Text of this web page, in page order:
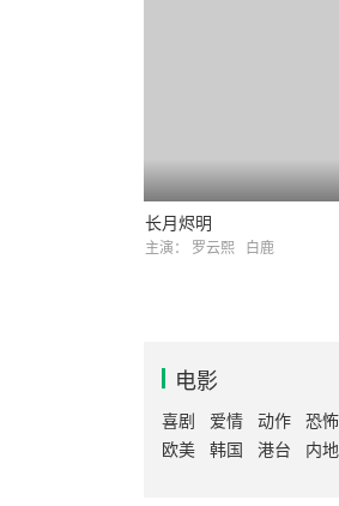
长月烬明
主演： 罗云熙 白鹿
电影
喜剧 爱情 动作 恐怖
欧美
韩国 港台 内地